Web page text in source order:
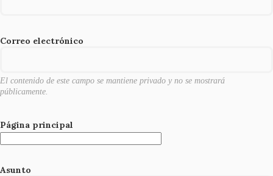
o
Correo electrónico
El contenido de este campo se mantiene privado y no se mostrará
públicamente.
Página principal
Asunto